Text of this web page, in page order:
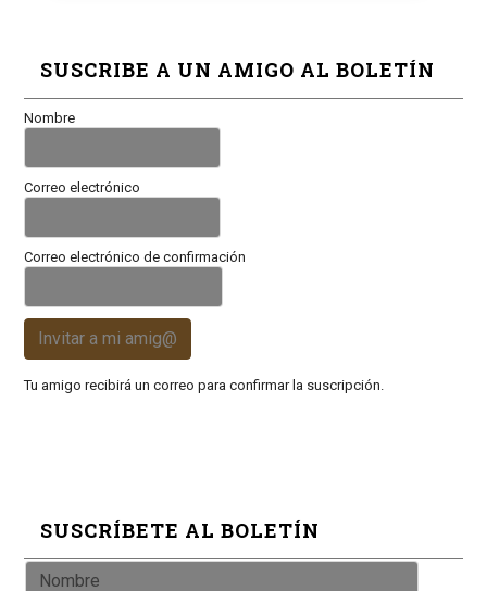
SUSCRIBE A UN AMIGO AL BOLETÍN
Nombre
Correo electrónico
Correo electrónico de confirmación
Invitar a mi amig@
Tu amigo recibirá un correo para confirmar la suscripción.
SUSCRÍBETE AL BOLETÍN